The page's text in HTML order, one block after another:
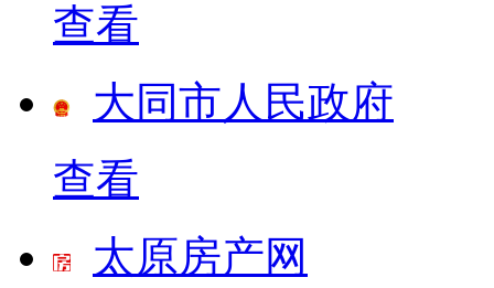
查看
大同市人民政府
查看
太原房产网